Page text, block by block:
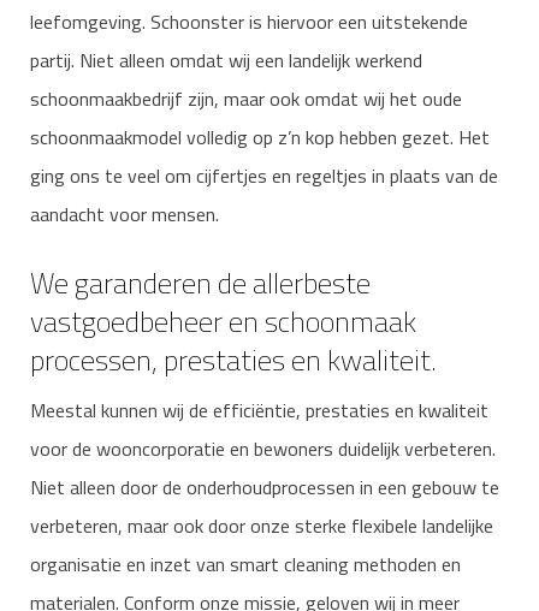
leefomgeving. Schoonster is hiervoor een uitstekende
partij. Niet alleen omdat wij een landelijk werkend
schoonmaakbedrijf zijn, maar ook omdat wij het oude
schoonmaakmodel volledig op z’n kop hebben gezet. Het
ging ons te veel om cijfertjes en regeltjes in plaats van de
aandacht voor mensen.
We garanderen de allerbeste
vastgoedbeheer en schoonmaak
processen, prestaties en kwaliteit.
Meestal kunnen wij de efficiëntie, prestaties en kwaliteit
voor de wooncorporatie en bewoners duidelijk verbeteren.
Niet alleen door de onderhoudprocessen in een gebouw te
verbeteren, maar ook door onze sterke flexibele landelijke
organisatie en inzet van smart cleaning methoden en
materialen. Conform onze missie, geloven wij in meer